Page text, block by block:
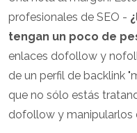
profesionales de SEO -
tengan un poco de
enlaces dofollow y
de un perfil de backlink
que no sólo estás
dofollow y manipularlos